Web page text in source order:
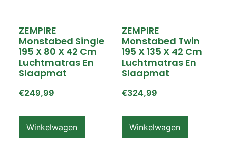
ZEMPIRE
Monstabed Single
195 X 80 X 42 Cm
Luchtmatras En
Slaapmat
€249,99
Winkelwagen
ZEMPIRE
Monstabed Twin
195 X 135 X 42 Cm
Luchtmatras En
Slaapmat
€324,99
Winkelwagen